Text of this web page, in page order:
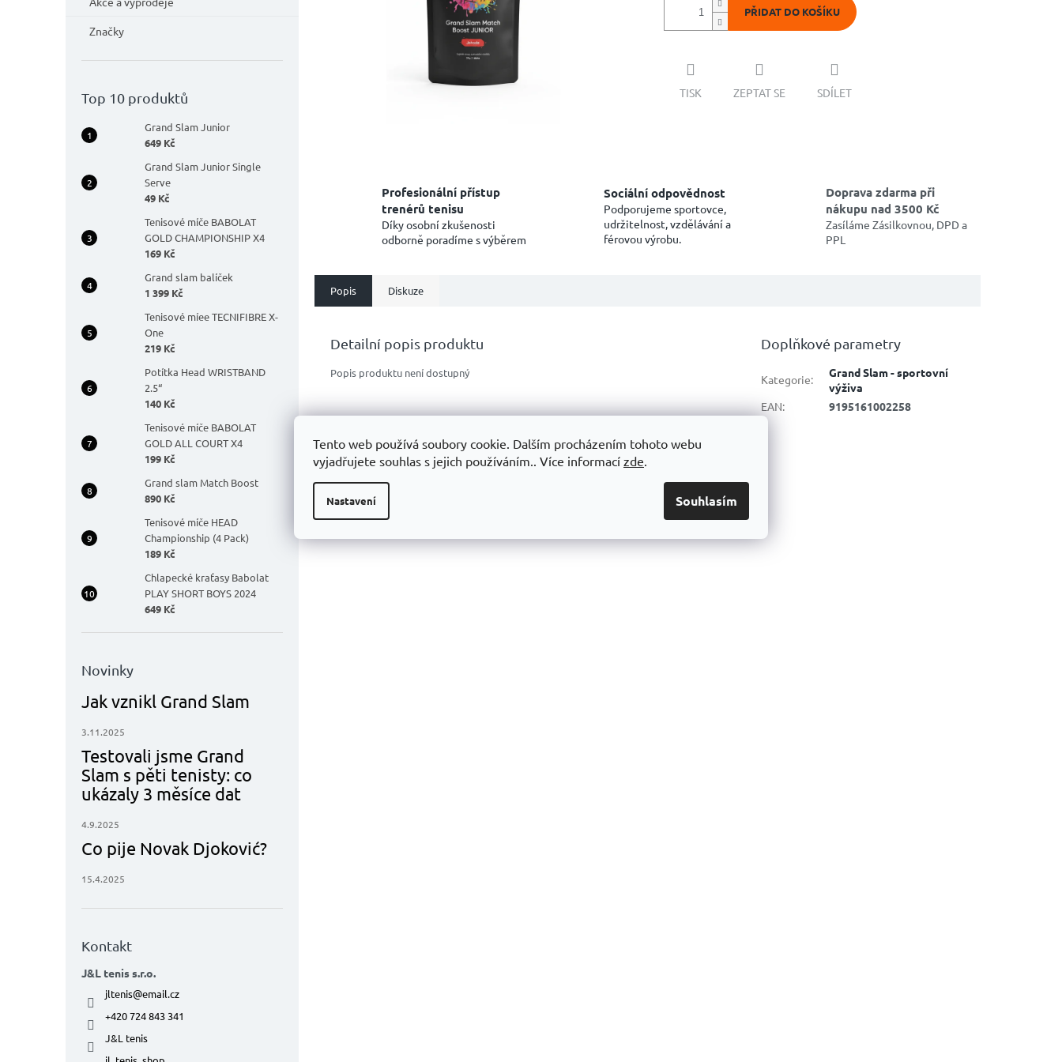
Tento web používá soubory cookie. Dalším procházením tohoto webu
vyjadřujete souhlas s jejich používáním.. Více informací zde.
Nastavení Souhlasím
Značky
Top 10 produktů
Grand Slam Junior
649 Kč
Grand Slam Junior Single
Serve
49 Kč
Tenisové míče BABOLAT
GOLD CHAMPIONSHIP X4
169 Kč
Grand slam balíček
1 399 Kč
Tenisové míee TECNIFIBRE X-
One
219 Kč
Potítka Head WRISTBAND
2.5“
140 Kč
Tenisové míče BABOLAT
GOLD ALL COURT X4
199 Kč
Grand slam Match Boost
890 Kč
Tenisové míče HEAD
Championship (4 Pack)
189 Kč
Chlapecké kraťasy Babolat
PLAY SHORT BOYS 2024
649 Kč
Novinky
Jak vznikl Grand Slam
3.11.2025
Testovali jsme Grand
Slam s pěti tenisty: co
ukázaly 3 měsíce dat
4.9.2025
Co pije Novak Djoković?
15.4.2025
Kontakt
J&L tenis s.r.o.
jltenis@email.cz
+420 724 843 341
J&L tenis
PŘIDAT DO KOŠÍKU
TISK ZEPTAT SE SDÍLET
Profesionální přístup
trenérů tenisu
Díky osobní zkušenosti
odborně poradíme s výběrem
Sociální odpovědnost
Podporujeme sportovce,
udržitelnost, vzdělávání a
férovou výrobu.
Doprava zdarma při
nákupu nad 3500 Kč
Zasíláme Zásilkovnou, DPD a
PPL
Popis Diskuze
Detailní popis produktu
Popis produktu není dostupný
Doplňkové parametry
Kategorie:
Grand Slam - sportovní
výživa
EAN: 9195161002258